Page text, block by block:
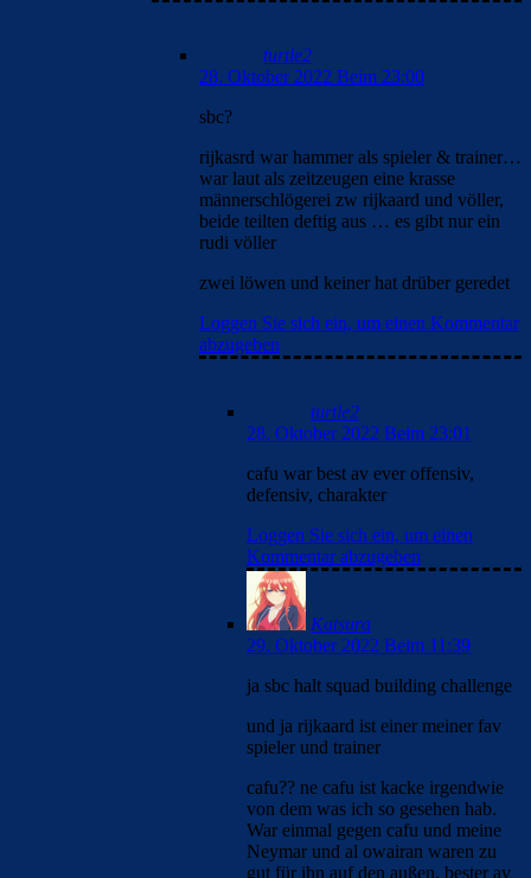
turtle2
28. Oktober 2022 Beim 23:00
sbc?
rijkasrd war hammer als spieler & trainer…
war laut als zeitzeugen eine krasse
männerschlögerei zw rijkaard und völler,
beide teilten deftig aus … es gibt nur ein
rudi völler
zwei löwen und keiner hat drüber geredet
Loggen Sie sich ein, um einen Kommentar
abzugeben
turtle2
28. Oktober 2022 Beim 23:01
cafu war best av ever offensiv,
defensiv, charakter
Loggen Sie sich ein, um einen
Kommentar abzugeben
Katsura
29. Oktober 2022 Beim 11:39
ja sbc halt squad building challenge
und ja rijkaard ist einer meiner fav
spieler und trainer
cafu?? ne cafu ist kacke irgendwie
von dem was ich so gesehen hab.
War einmal gegen cafu und meine
Neymar und al owairan waren zu
gut für ihn auf den außen. bester av